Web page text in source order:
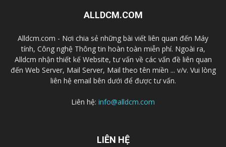
ALLDCM.COM
Alldcm.com - Nơi chia sẻ những bài viết liên quan đến Máy
tính, Công nghệ Thông tin hoàn toàn miễn phí. Ngoài ra,
Alldcm nhận thiết kế Website, tư vấn về các vấn đề liên quan
đến Web Server, Mail Server, Mail theo tên miền ... v/v. Vui lòng
liên hệ email bên dưới để được tư vấn.
Liên hệ: info@alldcm.com
LIÊN HỆ